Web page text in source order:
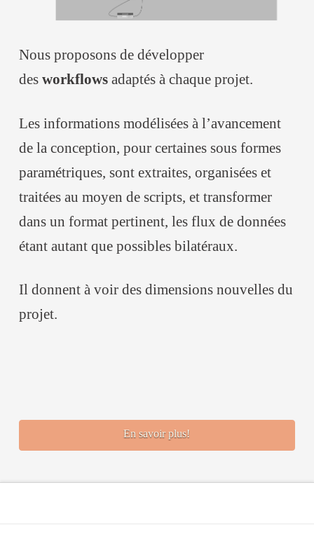
Nous proposons de développer
des workflows adaptés à chaque projet.
Les informations modélisées à l’avancement
de la conception, pour certaines sous formes
paramétriques, sont extraites, organisées et
traitées au moyen de scripts, et transformer
dans un format pertinent, les flux de données
étant autant que possibles bilatéraux.
Il donnent à voir des dimensions nouvelles du
projet.
En savoir plus!